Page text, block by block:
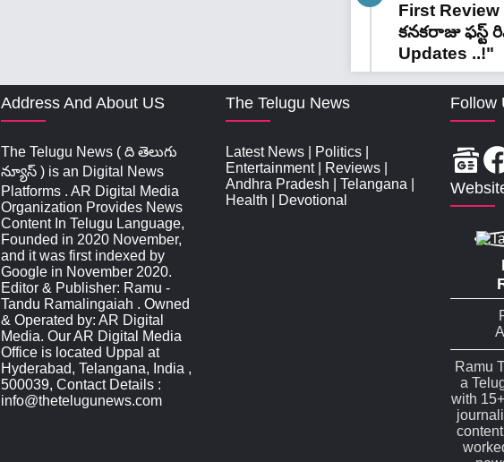
First
కనకరాజు ఫస్ట్
Updates ..!"
Address And About US
The Telugu News ( ది తెలుగు
న్యూస్‌ ) is an Digital News
Platforms . AR Digital Media
Organization Provides News
Content In Telugu Language,
Founded in 2020 November,
and it was first indexed by
Google in November 2020.
Editor & Publisher: Ramu -
Tandu Ramalingaiah . Owned
& Operated by: AR Digital
Media. Our AR Digital Media
Office is located Uppal at
Hyderabad, Telangana, India ,
500039, Contact Details :
info@thetelugunews.com
The Telugu News
Latest News Politics
Entertainment| Reviews
Andhra Pradesh
Telangana
Health
Devotional
Follow
Ramu
a
with